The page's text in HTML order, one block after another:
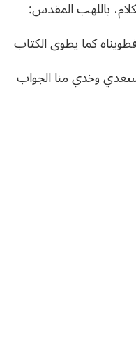
كما يطوى الكتاب
وخذي منا الجواب